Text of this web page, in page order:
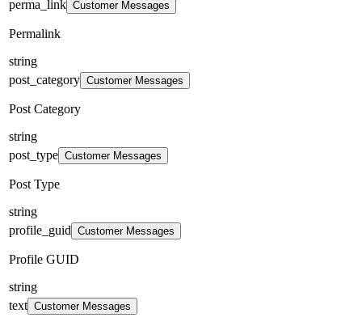
perma_link Customer Messages
Permalink
string
post_category Customer Messages
Post Category
string
post_type Customer Messages
Post Type
string
profile_guid Customer Messages
Profile GUID
string
text Customer Messages